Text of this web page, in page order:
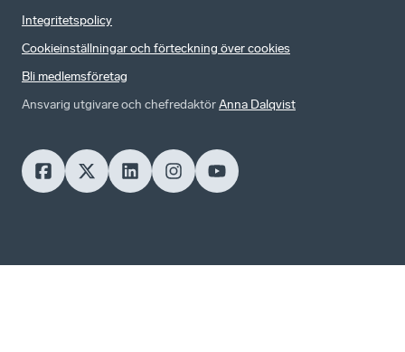
Integritetspolicy
Cookieinställningar och förteckning över cookies
Bli medlemsföretag
Ansvarig utgivare och chefredaktörAnna Dalqvist